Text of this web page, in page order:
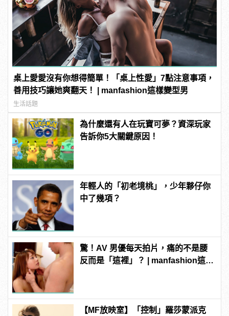
桌上愛愛沒有你想得簡單！「桌上性愛」7點注意事項，
善用技巧讓她爽翻天！ | manfashion這樣變型男
生活話題
為什麼還有人在玩寶可夢？資深玩家
告訴你5大關鍵原因！
年輕人的「初老境桃」，少年夥仔你
中了幾項？
驚！AV 男優每天拍片，痛的不是腰
反而是「這裡」？ | manfashion這樣
【MF放映室】「控制」羅莎蒙派克